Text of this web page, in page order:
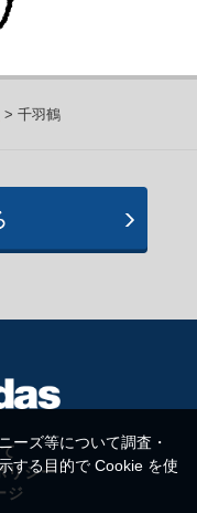
> 千羽鶴
リシー
ジ
ーズ等について調査・
する目的で Cookie を使